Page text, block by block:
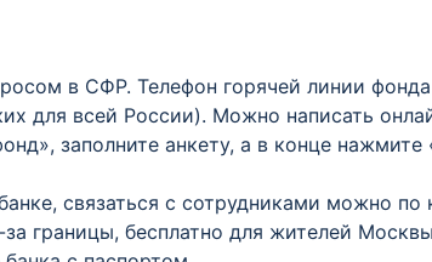
в СФР. Телефон горячей линии
для всей России). Можно написать
заполните анкету, а в конце нажмите
связаться с сотрудниками можно по
границы, бесплатно для жителей